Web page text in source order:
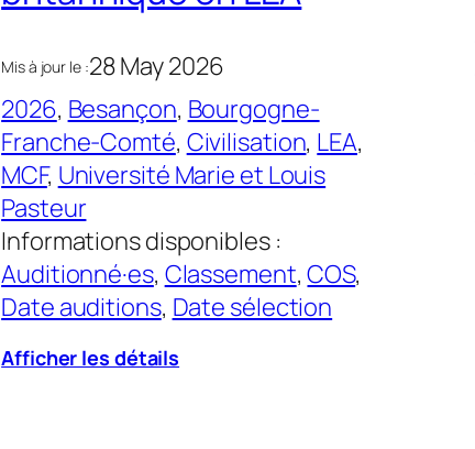
Mis à jour le :28 May 2026
2026, Besançon, Bourgogne-
Franche-Comté, Civilisation, LEA
MCF, Université Marie et Louis
Pasteur
Informations disponibles :
Auditionné·es, Classement, COS
Date auditions, Date sélection
Afficher les détails